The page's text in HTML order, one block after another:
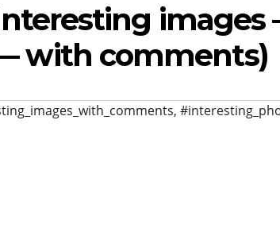
with comments)
,